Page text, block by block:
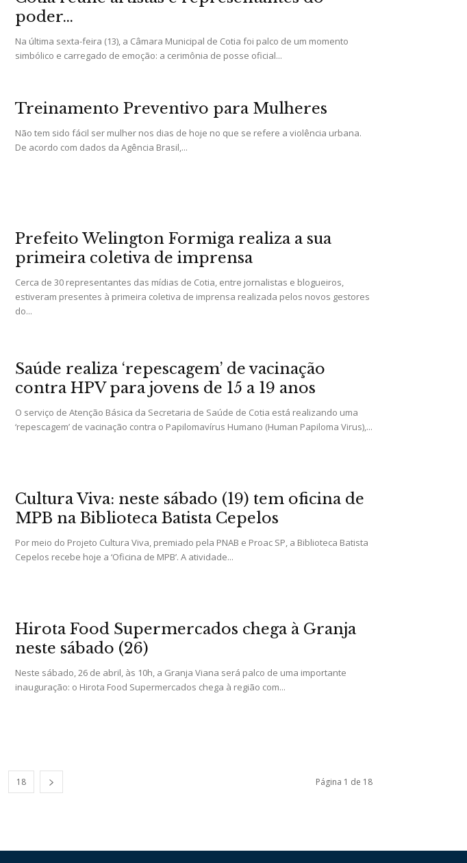
Região
poder...
Na última sexta-feira (13), a Câmara Municipal de Cotia foi palco de um momento
simbólico e carregado de emoção: a cerimônia de posse oficial...
Treinamento Preventivo para Mulheres
Não tem sido fácil ser mulher nos dias de hoje no que se refere a violência urbana.
De acordo com dados da Agência Brasil,...
Prefeito Welington Formiga realiza a sua
primeira coletiva de imprensa
Cerca de 30 representantes das mídias de Cotia, entre jornalistas e blogueiros,
estiveram presentes à primeira coletiva de imprensa realizada pelos novos gestores
do...
Saúde realiza ‘repescagem’ de vacinação
contra HPV para jovens de 15 a 19 anos
O serviço de Atenção Básica da Secretaria de Saúde de Cotia está realizando uma
‘repescagem’ de vacinação contra o Papilomavírus Humano (Human Papiloma Virus),...
Cultura Viva: neste sábado (19) tem oficina de
MPB na Biblioteca Batista Cepelos
Por meio do Projeto Cultura Viva, premiado pela PNAB e Proac SP, a Biblioteca Batista
Cepelos recebe hoje a ‘Oficina de MPB’. A atividade...
Hirota Food Supermercados chega à Granja
neste sábado (26)
Neste sábado, 26 de abril, às 10h, a Granja Viana será palco de uma importante
inauguração: o Hirota Food Supermercados chega à região com...
18 Página 1 de 18